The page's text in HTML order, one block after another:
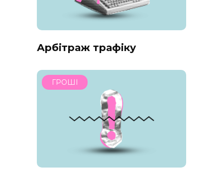
Арбітраж трафіку
ГРОШІ